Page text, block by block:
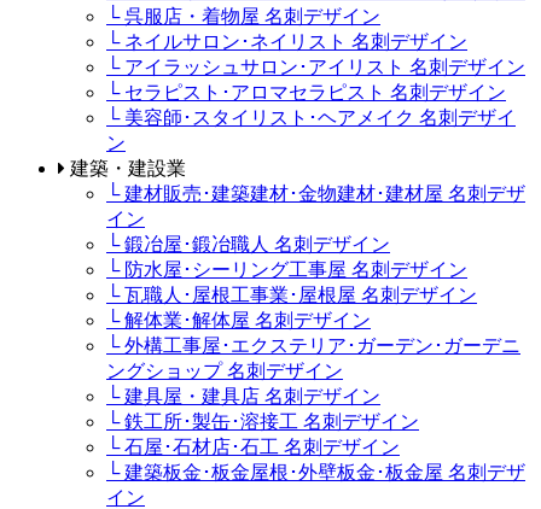
└ 呉服店・着物屋 名刺デザイン
└ ネイルサロン･ネイリスト 名刺デザイン
└ アイラッシュサロン･アイリスト 名刺デザイン
└ セラピスト･アロマセラピスト 名刺デザイン
└ 美容師･スタイリスト･ヘアメイク 名刺デザイ
ン
建築・建設業
└ 建材販売･建築建材･金物建材･建材屋 名刺デザ
イン
└ 鍛冶屋･鍛冶職人 名刺デザイン
└ 防水屋･シーリング工事屋 名刺デザイン
└ 瓦職人･屋根工事業･屋根屋 名刺デザイン
└ 解体業･解体屋 名刺デザイン
└ 外構工事屋･エクステリア･ガーデン･ガーデニ
ングショップ 名刺デザイン
└ 建具屋・建具店 名刺デザイン
└ 鉄工所･製缶･溶接工 名刺デザイン
└ 石屋･石材店･石工 名刺デザイン
└ 建築板金･板金屋根･外壁板金･板金屋 名刺デザ
イン